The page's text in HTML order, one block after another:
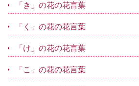
「き」の花の花言葉
「く」の花の花言葉
「け」の花の花言葉
「こ」の花の花言葉